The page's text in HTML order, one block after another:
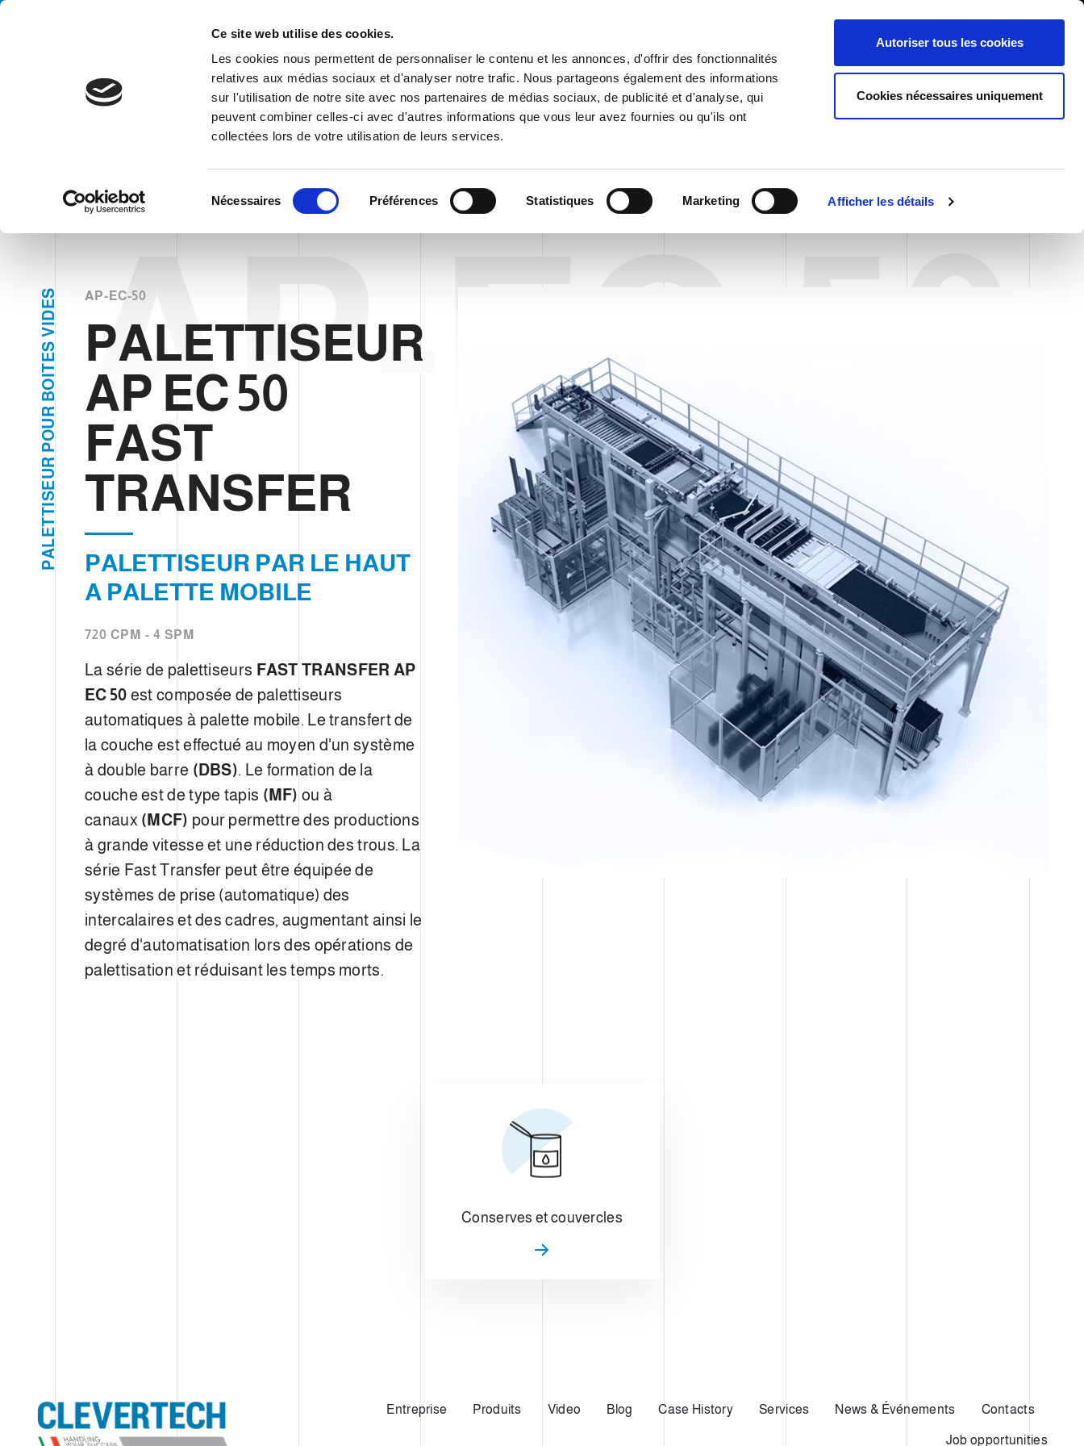
Ce site web utilise des cookies.
Les cookies nous permettent de personnaliser le contenu et les annonces, d'offrir des fonctionnalités
relatives aux médias sociaux et d'analyser notre trafic. Nous partageons également des informations
sur l'utilisation de notre site avec nos partenaires de médias sociaux, de publicité et d'analyse, qui
peuvent combiner celles-ci avec d'autres informations que vous leur avez fournies ou qu'ils ont
collectées lors de votre utilisation de leurs services.
é
o
d
u
c
o
n
m
n
Nécessaires Préférences Statistiques Marketing Afficher les détails
Autoriser tous les cookies
Cookies nécessaires uniquement
Whistleblowing International/Français
ENTREPRISE PRODUITS VIDEO BLOG CASE HISTORY SERVICES NEWS & ÉVÉNEMENTS
P
A
L
E
T
T
I
S
E
U
R
P
O
U
R
B
O
I
T
E
S
V
I
D
E
S AP-EC-50
PALETTISEUR
AP EC 50
FAST
TRANSFER
PALETTISEUR PAR LE HAUT
A PALETTE MOBILE
720 CPM - 4 SPM
La série de palettiseurs FAST TRANSFER AP
EC 50 est composée de palettiseurs
automatiques à palette mobile. Le transfert de
la couche est effectué au moyen d'un système
à double barre (DBS). Le formation de la
couche est de type tapis (MF) ou à
canaux (MCF) pour permettre des productions
à grande vitesse et une réduction des trous. La
série Fast Transfer peut être équipée de
systèmes de prise (automatique) des
intercalaires et des cadres, augmentant ainsi le
degré d'automatisation lors des opérations de
palettisation et réduisant les temps morts.
AP-EC-50
Conserves et couvercles
PALETTISEUR AP EC 50 FAST TRANSFER DEMANDE D'INFORMATIONS
Entreprise Produits Video Blog Case History Services News & Événements Contacts
Job opportunities